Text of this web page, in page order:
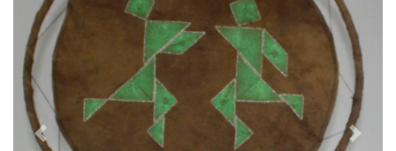
Vorheriges